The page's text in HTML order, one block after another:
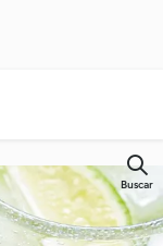
Buscar